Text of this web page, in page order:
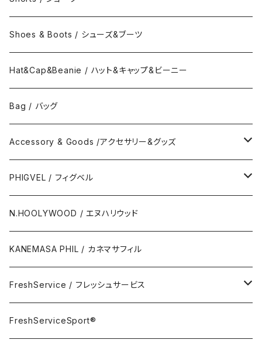
Polo Long Shirt / 長袖ポロシャツ
Polo Short Shirt / 半袖ポロシャツ
Shoes & Boots / シューズ&ブーツ
Hat&Cap&Beanie / ハット&キャップ&ビーニー
Bag / バッグ
Accessory & Goods /アクセサリー&グッズ
Wallet & Coincase
Card Case
Key Hook
Room Spray
Accessory
PHIGVEL / フィグベル
The Permanent / パーマネント
N.HOOLYWOOD / エヌハリウッド
KANEMASA PHIL / カネマサフィル
FreshService / フレッシュサービス
FreshServiceSport®
FreshServiceSport®